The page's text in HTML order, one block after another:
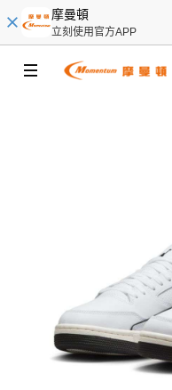
摩曼頓
立刻使用官方APP